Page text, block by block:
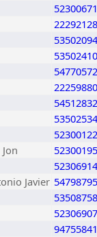
22292128
54770572
22259880
54512832
Javier 54798795
94755841